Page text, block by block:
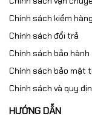
✔️ Hàng chính
Nam
✔️ Miễn phí giao
✔️ Hỗ trợ kỹ thuật
✔️ Ship COD toàn
📞Hotline tư vấn
Chính sách kiểm hàng
Chính sách đổi trả
Chính sách bảo hành
Chính sách bảo mật
Chính sách và quy
HƯỚNG DẪN